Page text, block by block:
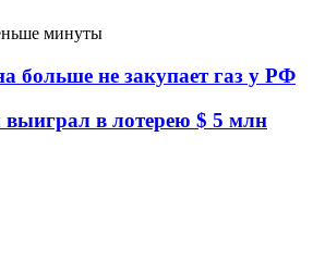
минуты
больше не закупает газ у РФ
в лотерею $ 5 млн